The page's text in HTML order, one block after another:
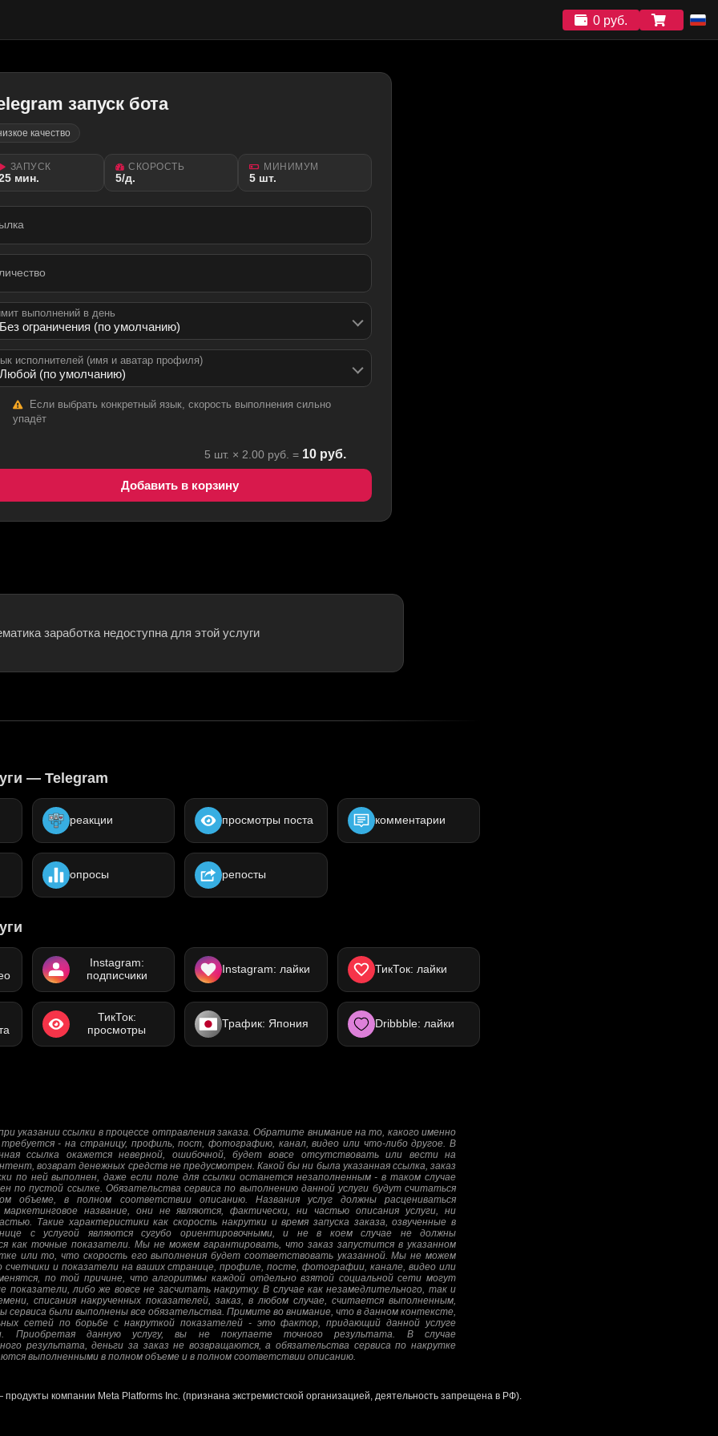
0 руб.
запуск бота
качество
ЗАПУСК
мин.
СКОРОСТЬ
5/д.
МИНИМУМ
5 шт.
выполнений в день
исполнителей (имя и аватар профиля)
Если выбрать конкретный язык, скорость выполнения сильно
упадёт
5 шт. × 2.00 руб. = 10 руб.
Добавить в корзину
заработка недоступна для этой услуги
— Telegram
реакции просмотры поста комментарии
опросы репосты
Instagram:
подписчики
Instagram: лайки ТикТок: лайки
ТикТок:
просмотры
Трафик: Япония Dribbble: лайки
указании ссылки в процессе отправления заказа. Обратите внимание на то, какого именно
- на страницу, профиль, пост, фотографию, канал, видео или что-либо другое. В
ссылка окажется неверной, ошибочной, будет вовсе отсутствовать или вести на
возврат денежных средств не предусмотрен. Какой бы ни была указанная ссылка, заказ
по ней выполнен, даже если поле для ссылки останется незаполненным - в таком случае
по пустой ссылке. Обязательства сервиса по выполнению данной услуги будут считаться
объеме, в полном соответствии описанию. Названия услуг должны расцениваться
маркетинговое название, они не являются, фактически, ни частью описания услуги, ни
Такие характеристики как скорость накрутки и время запуска заказа, озвученные в
с услугой являются сугубо ориентировочными, и не в коем случае не должны
как точные показатели. Мы не можем гарантировать, что заказ запустится в указанном
или то, что скорость его выполнения будет соответствовать указанной. Мы не можем
счетчики и показатели на ваших странице, профиле, посте, фотографии, канале, видео или
по той причине, что алгоритмы каждой отдельно взятой социальной сети могут
показатели, либо же вовсе не засчитать накрутку. В случае как незамедлительного, так и
списания накрученных показателей, заказ, в любом случае, считается выполненным,
сервиса были выполнены все обязательства. Примите во внимание, что в данном контексте,
сетей по борьбе с накруткой показателей - это фактор, придающий данной услуге
Приобретая данную услугу, вы не покупаете точного результата. В случае
результата, деньги за заказ не возвращаются, а обязательства сервиса по накрутке
выполненными в полном объеме и в полном соответствии описанию.
компании Meta Platforms Inc. (признана экстремистской организацией, деятельность запрещена в РФ).